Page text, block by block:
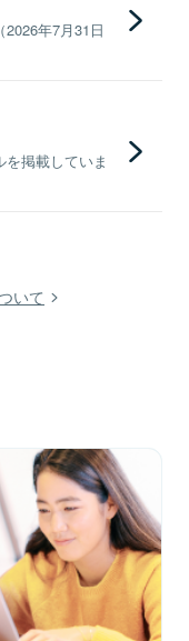
年7月31日
掲載していま
いて